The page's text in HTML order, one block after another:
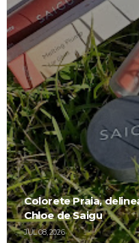
Colorete Praia,
Chloe de Saigu
JUL 08, 2026